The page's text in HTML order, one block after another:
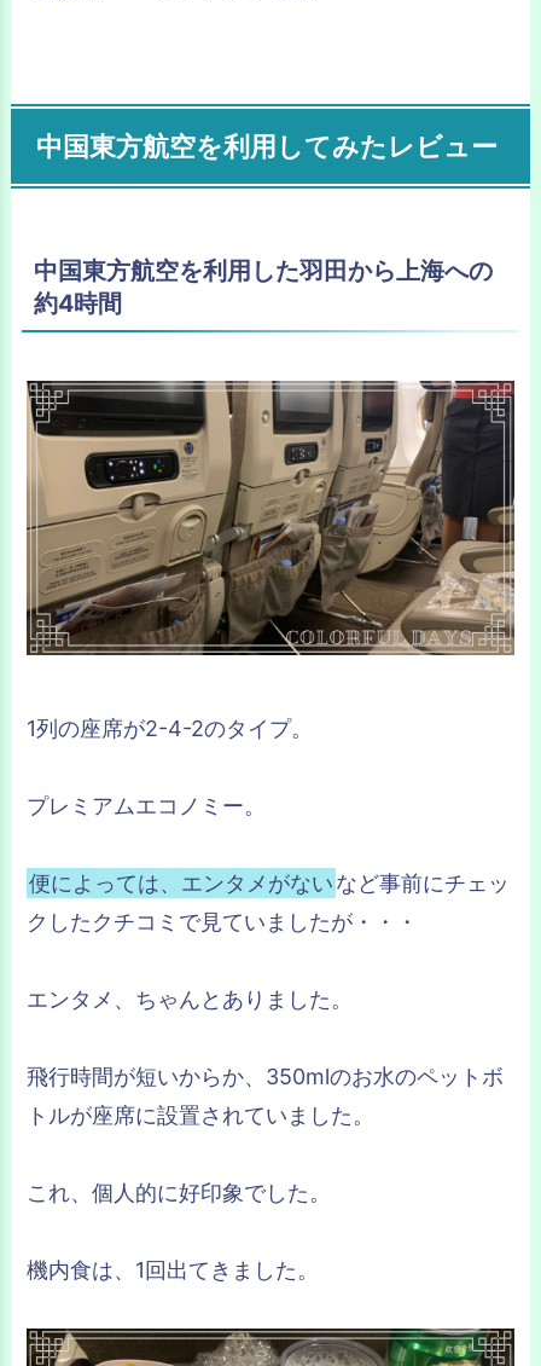
中国東方航空を利用してみたレビュー
中国東方航空を利用した羽田から上海への
約4時間
1列の座席が2-4-2のタイプ。
プレミアムエコノミー。
便によっては、エンタメがないなど事前にチェッ
クしたクチコミで見ていましたが・・・
エンタメ、ちゃんとありました。
飛行時間が短いからか、350mlのお水のペットボ
トルが座席に設置されていました。
これ、個人的に好印象でした。
機内食は、1回出てきました。